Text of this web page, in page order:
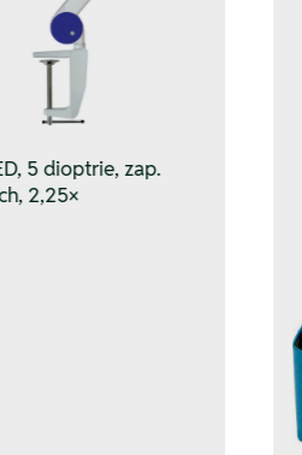
5 dioptrie, zap.
2,25×